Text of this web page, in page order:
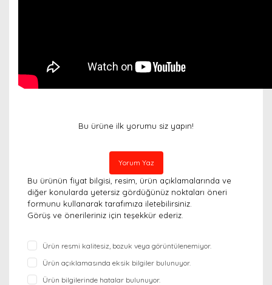
Bu ürüne ilk yorumu siz yapın!
Yorum Yaz
Bu ürünün fiyat bilgisi, resim, ürün açıklamalarında ve
diğer konularda yetersiz gördüğünüz noktaları öneri
formunu kullanarak tarafımıza iletebilirsiniz.
Görüş ve önerileriniz için teşekkür ederiz.
Ürün resmi kalitesiz, bozuk veya görüntülenemiyor.
Ürün açıklamasında eksik bilgiler bulunuyor.
Ürün bilgilerinde hatalar bulunuyor.